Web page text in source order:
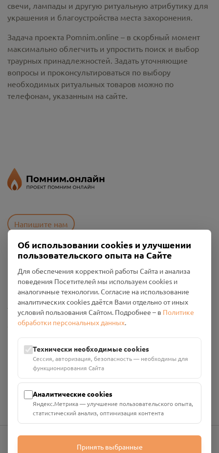
свечи, лампады и другую ритуальную атрибутику для
украшения и благоустройства места захоронения.
Задача проекта Pomnim.online – в скорбный момент
максимально облегчить и упростить поиск и выбор
траурных принадлежностей. Задать уточняющие
вопросы и проконсультироваться по выбору
необходимых ритуальных товаров можно по
телефонам, указанным на сайте.
Напишите нам
Политика конфиденциальности
Промо-материалы
Настройки cookies
Общество с ограниченной ответственностью «Смоленский
Проект Помним»
ИНН: 6700029207 ОГРН: 1256700001986
Юридический адрес: 216790, Смоленская область, р-н
Руднянский, г. Рудня, улица Западная, д. 26А, пом. 18
Номер счёта: 40702810901130004287 в АО "АЛЬФА-БАНК"
Об использовании cookies и улучшении
пользовательского опыта на Сайте
Для обеспечения корректной работы Сайта и анализа
поведения Посетителей мы используем cookies и
аналогичные технологии. Согласие на использование
аналитических cookies даётся Вами отдельно от иных
условий пользования Сайтом. Подробнее – в Политике
обработки персональных данных.
Технически необходимые cookies
Сессия, авторизация, безопасность — необходимы для
функционирования Сайта
Аналитические cookies
Яндекс.Метрика — улучшение пользовательского опыта,
статистический анализ, оптимизация контента
Принять выбранные